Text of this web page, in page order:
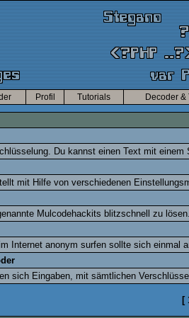
Profil Tutorials Decoder &
Du kannst einen Text mit
mit Hilfe von verschiedenen
Mulcodehackits blitzschnell zu
Internet anonym surfen sollte sich einmal
sich Eingaben, mit sämtlichen
[